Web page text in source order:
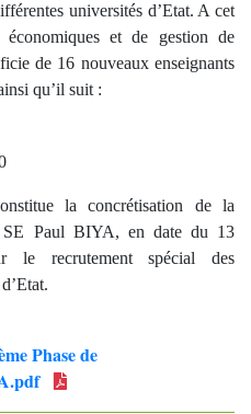
universités d’Etat. A cet
et de gestion de
de 16 nouveaux enseignants
qu’il suit :
la concrétisation de la
SE Paul BIYA, en date du 13
le recrutement spécial des
Phase de